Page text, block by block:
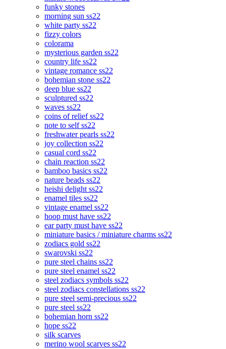
funky stones
morning sun ss22
white party ss22
fizzy colors
colorama
mysterious garden ss22
country life ss22
vintage romance ss22
bohemian stone ss22
deep blue ss22
sculptured ss22
waves ss22
coins of relief ss22
note to self ss22
freshwater pearls ss22
joy collection ss22
casual cord ss22
chain reaction ss22
bamboo basics ss22
nature beads ss22
heishi delight ss22
enamel tiles ss22
vintage enamel ss22
hoop must have ss22
ear party must have ss22
miniature basics / miniature charms ss22
zodiacs gold ss22
swarovski ss22
pure steel chains ss22
pure steel enamel ss22
steel zodiacs symbols ss22
steel zodiacs constellations ss22
pure steel semi-precious ss22
pure steel ss22
bohemian horn ss22
hope ss22
silk scarves
merino wool scarves ss22